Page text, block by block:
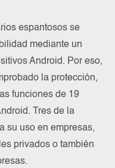
espantosos se
mediante un
Android. Por eso,
la protección,
funciones de 19
Tres de la
su uso en empresas,
privados o también